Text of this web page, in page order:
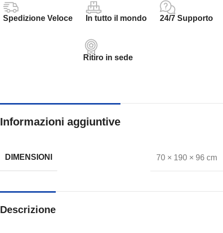
Spedizione Veloce In tutto il mondo 24/7 Supporto
Ritiro in sede
Informazioni aggiuntive
DIMENSIONI 70 × 190 × 96 cm
Descrizione